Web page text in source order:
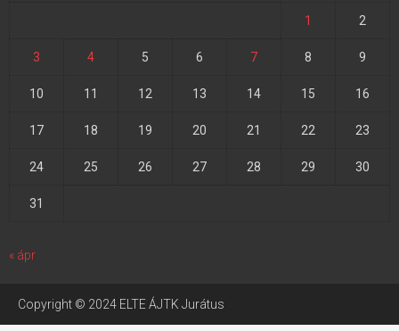
1 2
3 4 5 6 7 8 9
10 11 12 13 14 15 16
17 18 19 20 21 22 23
24 25 26 27 28 29 30
31
« ápr
Copyright © 2024 ELTE ÁJTK Jurátus